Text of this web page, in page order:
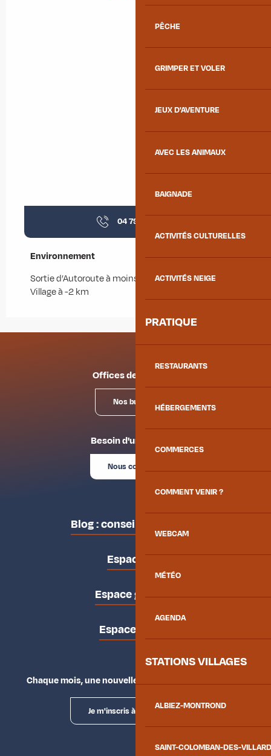
PÊCHE
GRIMPER ET VOLER
JEUX D'AVENTURE
AVEC LES ANIMAUX
BAIGNADE
ACTIVITÉS CULTURELLES
ACTIVITÉS NEIGE
PRATIQUE
RESTAURANTS
HÉBERGEMENTS
COMMERCES
COMMENT VENIR ?
WEBCAM
MÉTÉO
AGENDA
STATIONS VILLAGES
ALBIEZ-MONTROND
SAINT-COLOMBAN-DES-
04 79 83 13
Environnement
Environnement
Sortie d’Autoroute à moins de 5 km
Village à -2 km
Offices de tourisme
Nos bureaux
Besoin d'un conseil ?
Nous contacter
Blog : conseils des locaux
Espace pro
Espace groupes
Espace presse
Chaque mois, une nouvelle façon d'explorer la vallée.
Je m'inscris à la newsletter